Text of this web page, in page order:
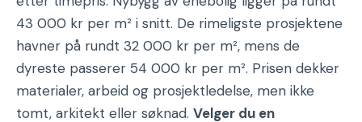
43 000 kr per m² i snitt. De rimeligste prosjektene
havner på rundt 32 000 kr per m², mens de
dyreste passerer 54 000 kr per m². Prisen dekker
materialer, arbeid og prosjektledelse, men ikke
tomt, arkitekt eller søknad. Velger du en